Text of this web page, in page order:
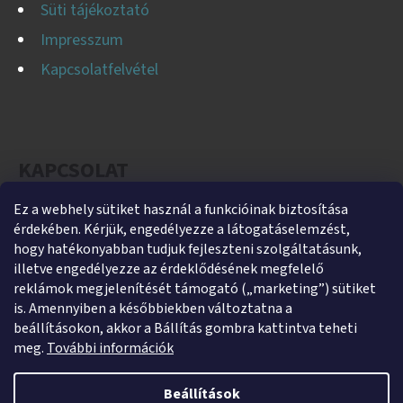
Ez a webhely sütiket használ a funkcióinak biztosítása
érdekében. Kérjük, engedélyezze a látogatáselemzést,
hogy hatékonyabban tudjuk fejleszteni szolgáltatásunk,
illetve engedélyezze az érdeklődésének megfelelő
reklámok megjelenítését támogató („marketing”) sütiket
is. Amennyiben a későbbiekben változtatna a
beállításokon, akkor a Bállítás gombra kattintva teheti
meg. További információk
Beállítások
Süti tájékoztató
Impresszum
Kapcsolatfelvétel
helti@helti.hu
+3679450894
+36305454854
https://www.facebook.com/heltikft
helti_kft